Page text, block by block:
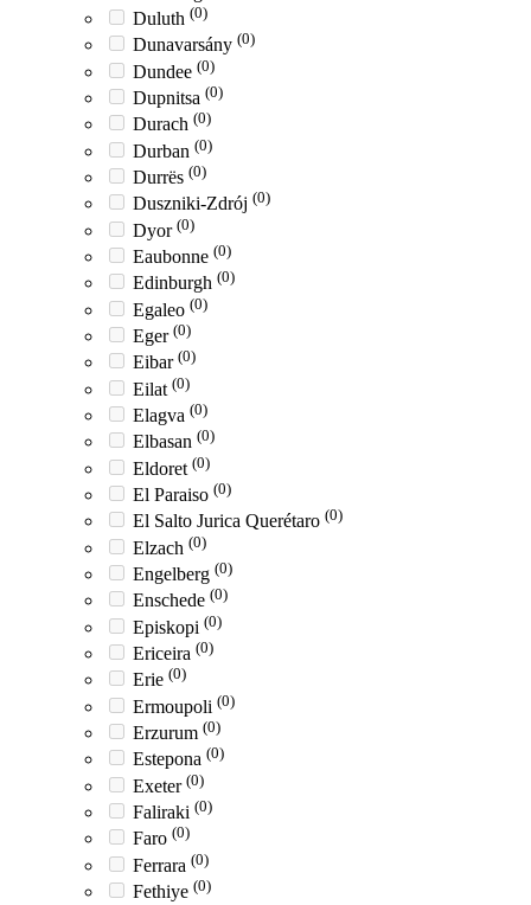
Duluth (0)
Dunavarsány (0)
Dundee (0)
Dupnitsa (0)
Durach (0)
Durban (0)
Durrës (0)
Duszniki-Zdrój (0)
Dyor (0)
Eaubonne (0)
Edinburgh (0)
Egaleo (0)
Eger (0)
Eibar (0)
Eilat (0)
Elagva (0)
Elbasan (0)
Eldoret (0)
El Paraiso (0)
El Salto Jurica Querétaro (0)
Elzach (0)
Engelberg (0)
Enschede (0)
Episkopi (0)
Ericeira (0)
Erie (0)
Ermoupoli (0)
Erzurum (0)
Estepona (0)
Exeter (0)
Faliraki (0)
Faro (0)
Ferrara (0)
Fethiye (0)